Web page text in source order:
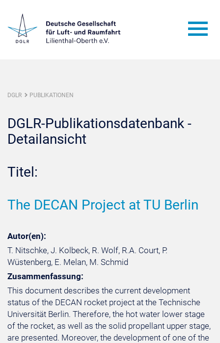
DGLR PUBLIKATIONEN
DGLR-Publikationsdatenbank -
Detailansicht
Titel:
The DECAN Project at TU Berlin
Autor(en):
T. Nitschke, J. Kolbeck, R. Wolf, R.A. Court, P.
Wüstenberg, E. Melan, M. Schmid
Zusammenfassung:
This document describes the current development
status of the DECAN rocket project at the Technische
Universität Berlin. Therefore, the hot water lower stage
of the rocket, as well as the solid propellant upper stage,
are presented. Moreover, the development of one of the